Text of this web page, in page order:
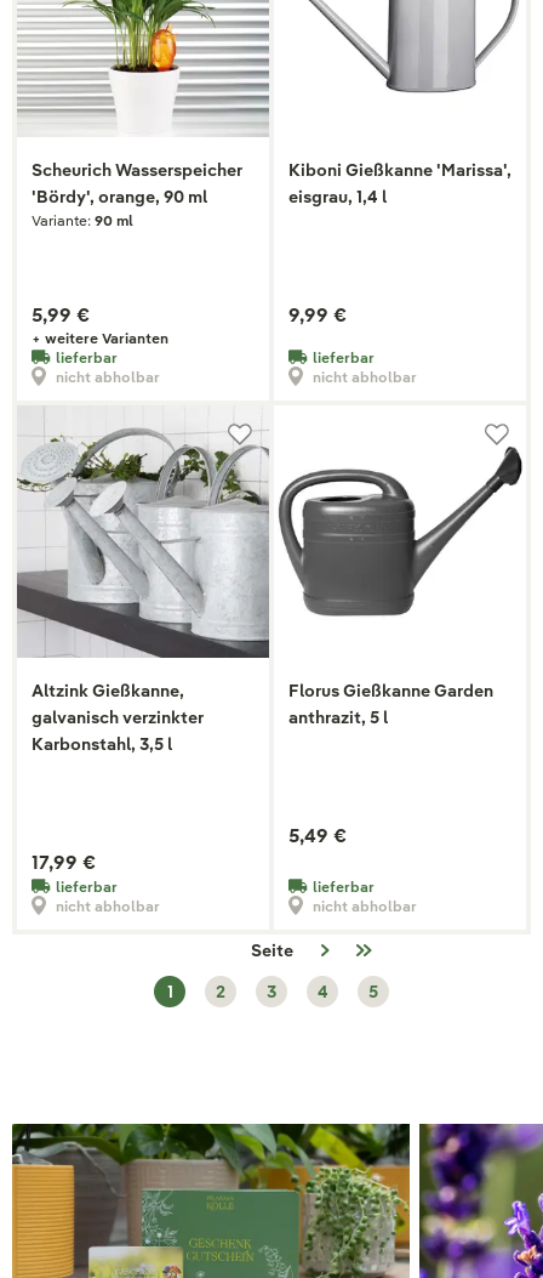
Scheurich Wasserspeicher
'Bördy', orange, 90 ml
Variante: 90 ml
5,99 €
+ weitere Varianten
lieferbar
nicht abholbar
Kiboni Gießkanne 'Marissa',
eisgrau, 1,4 l
9,99 €
lieferbar
nicht abholbar
Altzink Gießkanne,
galvanisch verzinkter
Karbonstahl, 3,5 l
17,99 €
lieferbar
nicht abholbar
Florus Gießkanne Garden
anthrazit, 5 l
5,49 €
lieferbar
nicht abholbar
Seite
1
2 3 4 5